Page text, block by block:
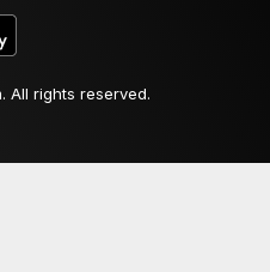
All rights reserved.